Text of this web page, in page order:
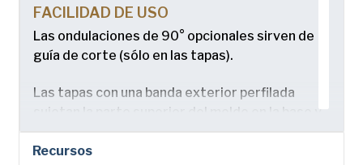
FACILIDAD DE USO
Las ondulaciones de 90° opcionales sirven de
guía de corte (sólo en las tapas).
Las tapas con una banda exterior perfilada
sujetan la parte superior del molde en la base y
actúan como asas al destapar el molde (sólo
tapas).
Recursos